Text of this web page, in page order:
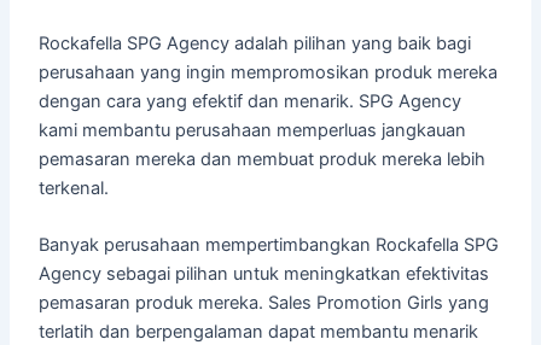
Rockafella SPG Agency adalah pilihan yang baik bagi
perusahaan yang ingin mempromosikan produk mereka
dengan cara yang efektif dan menarik. SPG Agency
kami membantu perusahaan memperluas jangkauan
pemasaran mereka dan membuat produk mereka lebih
terkenal.
Banyak perusahaan mempertimbangkan Rockafella SPG
Agency sebagai pilihan untuk meningkatkan efektivitas
pemasaran produk mereka. Sales Promotion Girls yang
terlatih dan berpengalaman dapat membantu menarik